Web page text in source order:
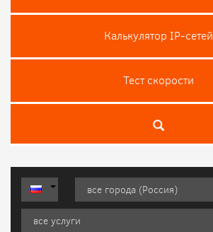
Калькулятор IP-сетей
Тест скороcти